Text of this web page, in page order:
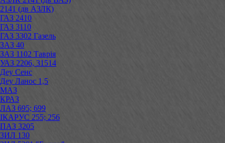
2141 (дв АЗЛК)
ГАЗ 2410
ГАЗ 3110
ГАЗ 3302 Газель
ЗАЗ 40
ЗАЗ 1102 Таврія
УАЗ 2206, 31514
Деу Сенс
Деу Ланос 1,5
МАЗ
КРАЗ
ЛАЗ 695; 699
ІКАРУС 255; 256
ПАЗ 3205
ЗИЛ 130